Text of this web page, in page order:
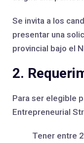
Se invita a los
presentar una
provincial bajo el
2.
Para ser elegible
Entrepreneurial
Tener entre